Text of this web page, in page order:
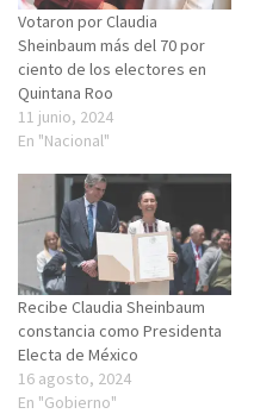
Votaron por Claudia
Sheinbaum más del 70 por
ciento de los electores en
Quintana Roo
11 junio, 2024
En "Nacional"
Recibe Claudia Sheinbaum
constancia como Presidenta
Electa de México
16 agosto, 2024
En "Gobierno"